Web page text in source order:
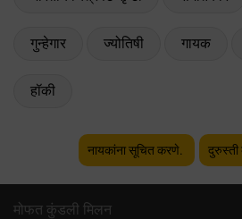
गुन्हेगार ज्योतिषी गायक
हॉकी
नायकांना सूचित करणे. दुरुस्ती
मोफत कुंडली मिलन